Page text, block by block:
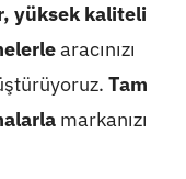
yüksek kaliteli
aracınızı
Tam
markanızı